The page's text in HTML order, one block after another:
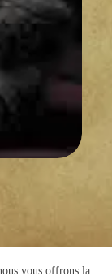
vous offrons la